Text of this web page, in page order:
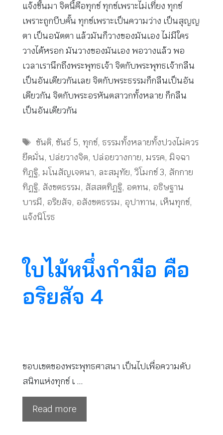
แจ้งขึ้นมา จิตนี้คือทุกข์ ทุกข์เพราะไม่เที่ยง ทุกข์
เพราะถูกบีบคั้น ทุกข์เพราะเป็นความว่าง เป็นสุญญ
ตา เป็นอนัตตา แล้วมันก็วางของมันเอง ไม่มีใคร
วางได้หรอก มันวางของมันเอง พอวางแล้ว พอ
เวลาเรานึกถึงพระพุทธเจ้า จิตกับพระพุทธเจ้ากลืน
เป็นอันเดียวกันเลย จิตกับพระธรรมก็กลืนเป็นอัน
เดียวกัน จิตกับพระอรหันตสาวกทั้งหลาย ก็กลืน
เป็นอันเดียวกัน
Tags
ขันติ, ขันธ์ 5, ทุกข์, ธรรมทั้งหลายทั้งปวงไม่ควร
ยึดมั่น, ปล่ยวางจิต, ปล่อยวางกาย, มรรค, มิจฉา
ทิฏฐิ, มโนสัญเจตนา, ละสมุทัย, วิโมกข์ 3, สักกาย
ทิฏฐิ, สังขตธรรม, สัสสตทิฏฐิ, อดทน, อธิษฐาน
บารมี, อริยสัจ, อสังขตธรรม, อุปาทาน, เห็นทุกข์,
แจ้งนิโรธ
ใบไม้หนึ่งกำมือ คือ
อริยสัจ 4
ขอบเขตของพระพุทธศาสนา เป็นไปเพื่อความดับ
สนิทแห่งทุกข์ เ …
Read more